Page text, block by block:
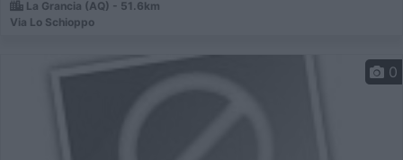
La Grancia (AQ) - 51.6km
Via Lo Schioppo
0